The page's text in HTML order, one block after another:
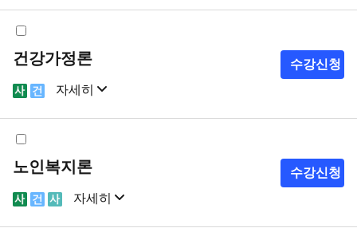
샘플강의 강의계획서
건강가정론
자세히
샘플강의 강의계획서
수강신청
노인복지론
자세히
샘플강의 강의계획서
수강신청